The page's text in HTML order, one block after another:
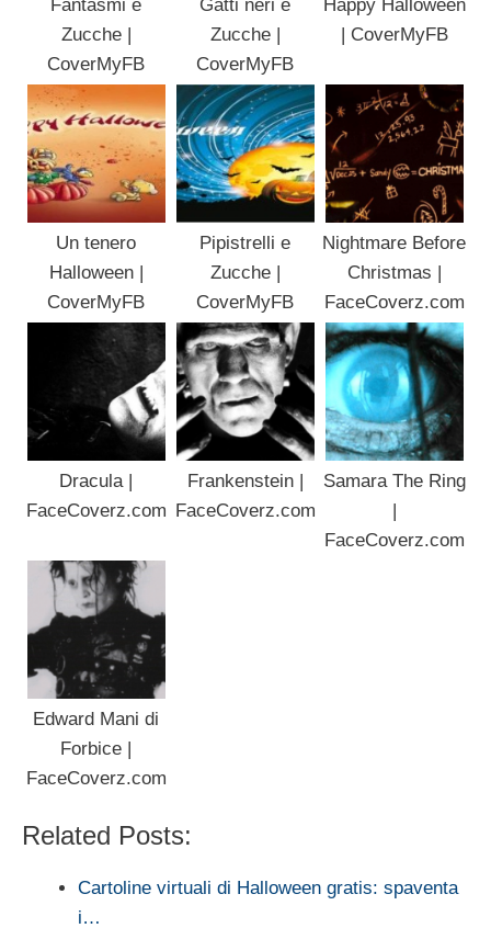
Fantasmi e
Zucche |
CoverMyFB
Gatti neri e
Zucche |
CoverMyFB
Happy Halloween
| CoverMyFB
Un tenero
Halloween |
CoverMyFB
Pipistrelli e
Zucche |
CoverMyFB
Nightmare Before
Christmas |
FaceCoverz.com
Dracula |
FaceCoverz.com
Frankenstein |
FaceCoverz.com
Samara The Ring
|
FaceCoverz.com
Edward Mani di
Forbice |
FaceCoverz.com
Related Posts:
Cartoline virtuali di Halloween gratis: spaventa
i…